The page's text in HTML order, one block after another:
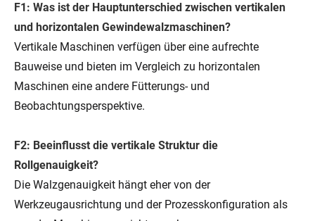
F1: Was ist der Hauptunterschied zwischen vertikalen
und horizontalen Gewindewalzmaschinen?
Vertikale Maschinen verfügen über eine aufrechte
Bauweise und bieten im Vergleich zu horizontalen
Maschinen eine andere Fütterungs- und
Beobachtungsperspektive.
F2: Beeinflusst die vertikale Struktur die
Rollgenauigkeit?
Die Walzgenauigkeit hängt eher von der
Werkzeugausrichtung und der Prozesskonfiguration als